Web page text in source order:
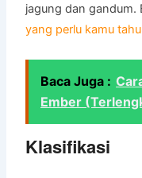
jagung dan gandum.
yang perlu kamu tahu
Baca Juga :
Ember
Klasifikasi